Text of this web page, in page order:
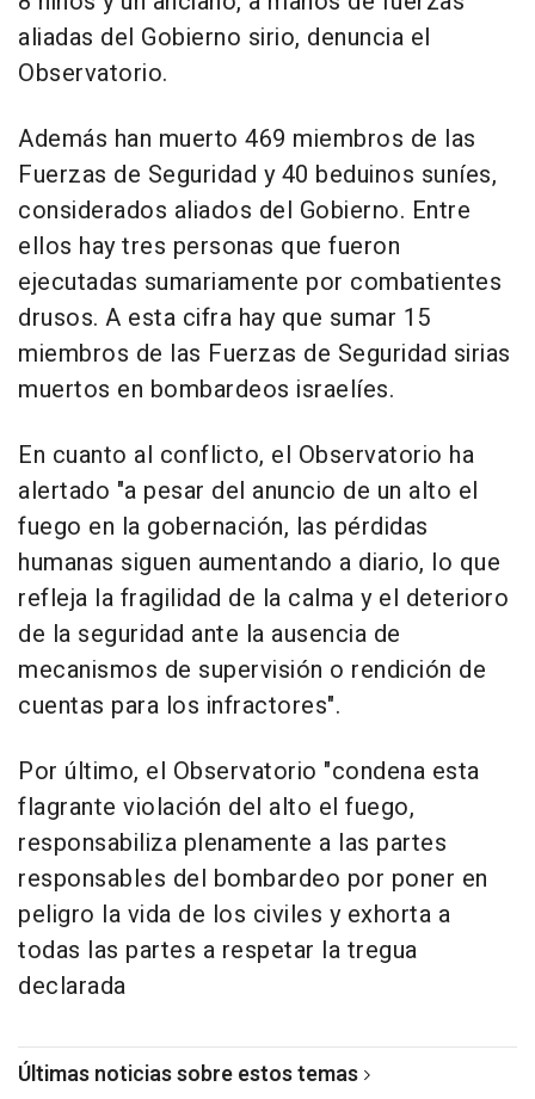
aliadas del Gobierno sirio, denuncia el
Observatorio.
Además han muerto 469 miembros de las
Fuerzas de Seguridad y 40 beduinos suníes,
considerados aliados del Gobierno. Entre
ellos hay tres personas que fueron
ejecutadas sumariamente por combatientes
drusos. A esta cifra hay que sumar 15
miembros de las Fuerzas de Seguridad sirias
muertos en bombardeos israelíes.
En cuanto al conflicto, el Observatorio ha
alertado "a pesar del anuncio de un alto el
fuego en la gobernación, las pérdidas
humanas siguen aumentando a diario, lo que
refleja la fragilidad de la calma y el deterioro
de la seguridad ante la ausencia de
mecanismos de supervisión o rendición de
cuentas para los infractores".
Por último, el Observatorio "condena esta
flagrante violación del alto el fuego,
responsabiliza plenamente a las partes
responsables del bombardeo por poner en
peligro la vida de los civiles y exhorta a
todas las partes a respetar la tregua
declarada
Últimas noticias sobre estos temas